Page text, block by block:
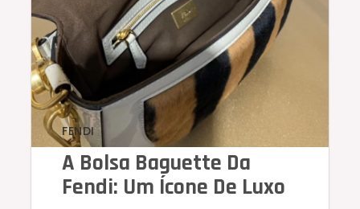
FENDI
A Bolsa Baguette Da
Fendi: Um Ícone De Luxo